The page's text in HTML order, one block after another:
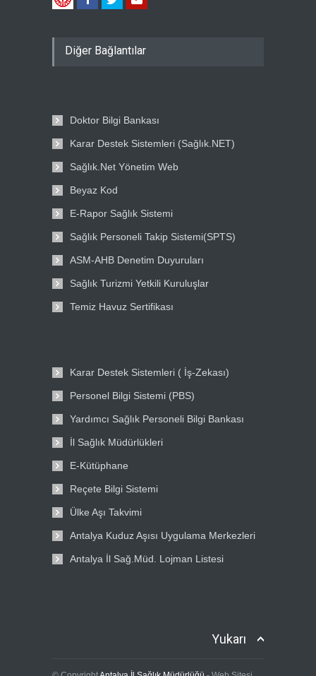
Diğer Bağlantılar
Doktor Bilgi Bankası
Karar Destek Sistemleri (Sağlık.NET)
Sağlık.Net Yönetim Web
Beyaz Kod
E-Rapor Sağlık Sistemi
Sağlık Personeli Takip Sistemi(SPTS)
ASM-AHB Denetim Duyuruları
Sağlık Turizmi Yetkili Kuruluşlar
Temiz Havuz Sertifikası
Karar Destek Sistemleri ( İş-Zekası)
Personel Bilgi Sistemi (PBS)
Yardımcı Sağlık Personeli Bilgi Bankası
İl Sağlık Müdürlükleri
E-Kütüphane
Reçete Bilgi Sistemi
Ülke Aşı Takvimi
Antalya Kuduz Aşısı Uygulama Merkezleri
Antalya İl Sağ.Müd. Lojman Listesi
Yukarı